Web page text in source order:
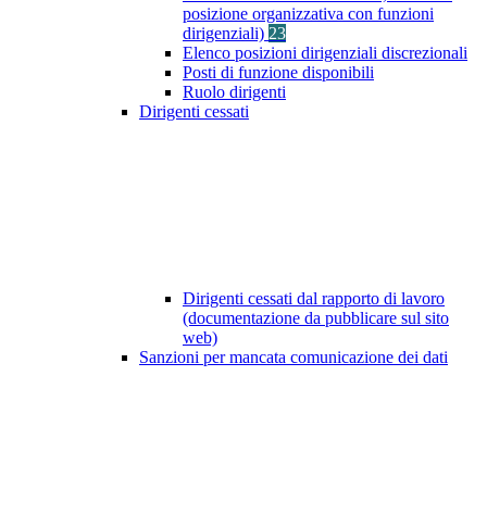
posizione organizzativa con funzioni
dirigenziali) 23
Elenco posizioni dirigenziali discrezionali
Posti di funzione disponibili
Ruolo dirigenti
Dirigenti cessati
Dirigenti cessati dal rapporto di lavoro
(documentazione da pubblicare sul sito
web)
Sanzioni per mancata comunicazione dei dati